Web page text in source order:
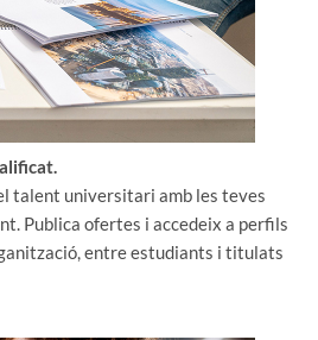
talent universitari amb les teves
Publica ofertes i accedeix a perfils
entre estudiants i titulats